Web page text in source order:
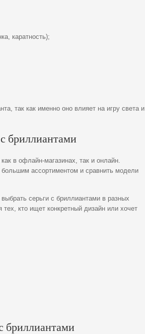
каратность);
так как именно оно влияет на игру света и
бриллиантами
в офлайн-магазинах, так и онлайн.
ассортиментом и сравнить модели
серьги с бриллиантами в разных
кто ищет конкретный дизайн или хочет
бриллиантами